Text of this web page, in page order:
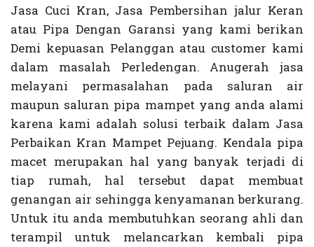
Jasa Cuci Kran, Jasa Pembersihan jalur Keran
atau Pipa Dengan Garansi yang kami berikan
Demi kepuasan Pelanggan atau customer kami
dalam masalah Perledengan. Anugerah jasa
melayani permasalahan pada saluran air
maupun saluran pipa mampet yang anda alami
karena kami adalah solusi terbaik dalam Jasa
Perbaikan Kran Mampet Pejuang. Kendala pipa
macet merupakan hal yang banyak terjadi di
tiap rumah, hal tersebut dapat membuat
genangan air sehingga kenyamanan berkurang.
Untuk itu anda membutuhkan seorang ahli dan
terampil untuk melancarkan kembali pipa